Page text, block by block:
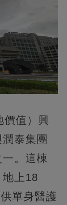
價值）興
泰集團
。這棟
地上18
單身醫護